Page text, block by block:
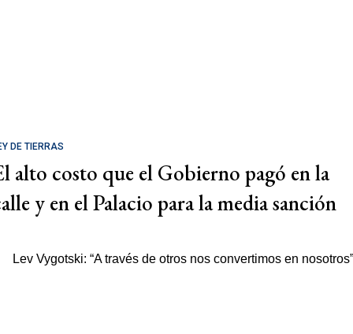
DE TIERRAS
alto costo que el Gobierno pagó en la
y en el Palacio para la media sanción